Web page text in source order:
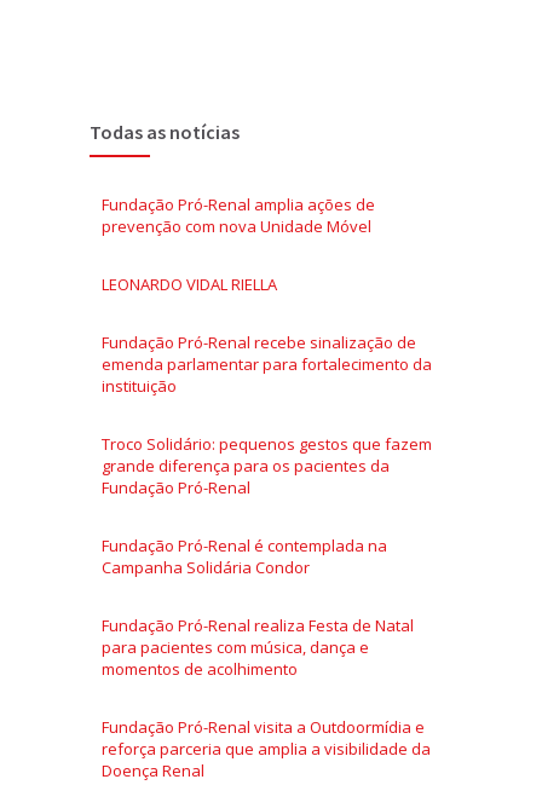
Todas as notícias
Fundação Pró-Renal amplia ações de
prevenção com nova Unidade Móvel
LEONARDO VIDAL RIELLA
Fundação Pró-Renal recebe sinalização de
emenda parlamentar para fortalecimento da
instituição
Troco Solidário: pequenos gestos que fazem
grande diferença para os pacientes da
Fundação Pró-Renal
Fundação Pró-Renal é contemplada na
Campanha Solidária Condor
Fundação Pró-Renal realiza Festa de Natal
para pacientes com música, dança e
momentos de acolhimento
Fundação Pró-Renal visita a Outdoormídia e
reforça parceria que amplia a visibilidade da
Doença Renal